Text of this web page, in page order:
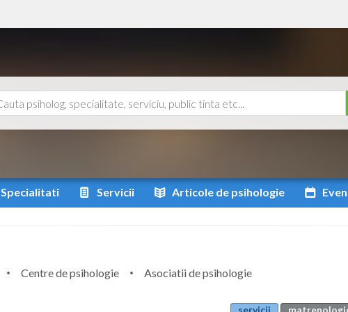
Specialitati Servicii Articole de psihologie
Centre de psihologie
Asociatii de psihologie
servicii